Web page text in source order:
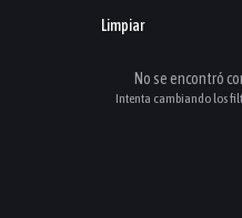
Limpiar
No se encontró
Intenta cambiando los